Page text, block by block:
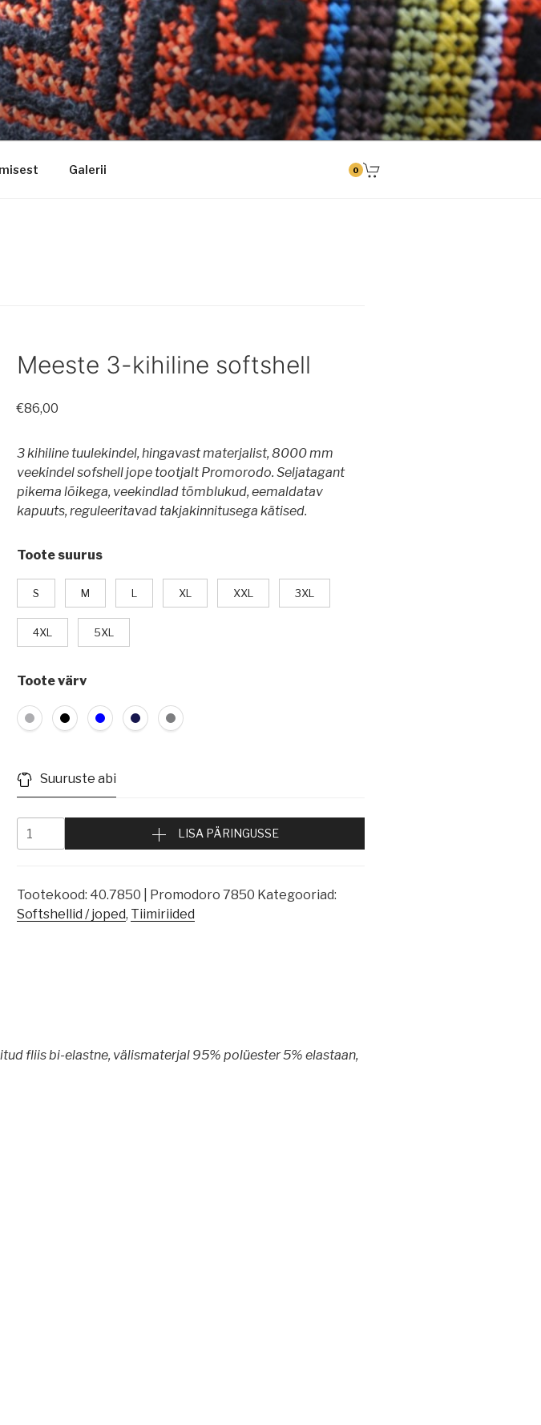
pusad, personaliseeritud kingitused
Galerii 0
Meeste 3-kihiline softshell
€86,00
3 kihiline tuulekindel, hingavast materjalist, 8000 mm
veekindel sofshell jope tootjalt Promorodo. Seljatagant
pikema lõikega, veekindlad tõmblukud, eemaldatav
kapuuts, reguleeritavad takjakinnitusega kätised.
Toote suurus
S M L XL XXL 3XL
4XL 5XL
Toote värv
Suuruste abi
LISA PÄRINGUSSE
Tootekood: 40.7850 | Promodoro 7850 Kategooriad:
Softshellid / joped, Tiimiriided
fliis bi-elastne, välismaterjal 95% polüester 5% elastaan,